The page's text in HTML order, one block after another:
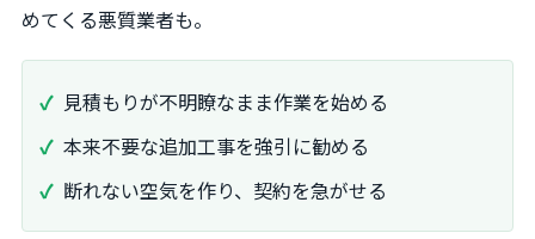
めてくる悪質業者も。
見積もりが不明瞭なまま作業を始める
本来不要な追加工事を強引に勧める
断れない空気を作り、契約を急がせる